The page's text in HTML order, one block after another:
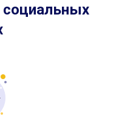
социальных